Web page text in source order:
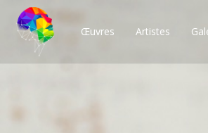
Œuvres Artistes